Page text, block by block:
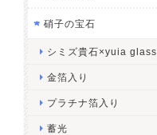
硝子の宝石
シミズ貴石×yuia glass
金箔入り
プラチナ箔入り
蓄光